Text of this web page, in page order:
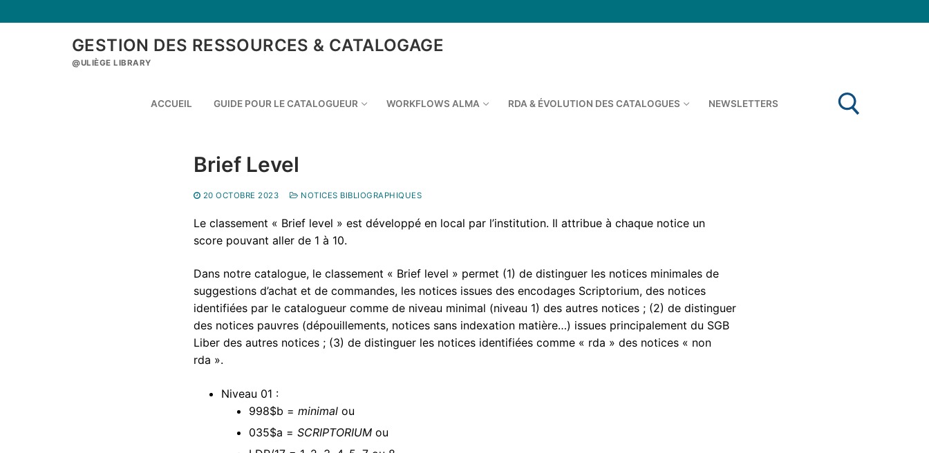
au
GESTION DES RESSOURCES & CATALOGAGE
@ULIÈGE LIBRARY
ACCUEIL GUIDE POUR LE CATALOGUEUR WORKFLOWS ALMA RDA & ÉVOLUTION DES CATALOGUES NEWSLETTERS
Brief Level
20 OCTOBRE 2023 NOTICES BIBLIOGRAPHIQUES
Le classement « Brief level » est développé en local par l’institution. Il attribue à chaque notice un
score pouvant aller de 1 à 10.
Dans notre catalogue, le classement « Brief level » permet (1) de distinguer les notices minimales de
suggestions d’achat et de commandes, les notices issues des encodages Scriptorium, des notices
identifiées par le catalogueur comme de niveau minimal (niveau 1) des autres notices ; (2) de distinguer
des notices pauvres (dépouillements, notices sans indexation matière…) issues principalement du SGB
Liber des autres notices ; (3) de distinguer les notices identifiées comme « rda » des notices « non
rda ».
Niveau 01 :
998$b = minimalou
035$a = SCRIPTORIUMou